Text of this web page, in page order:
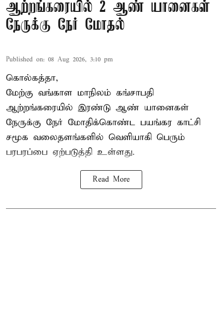
ஆற்றங்கரையில் 2 ஆண் யானைகள்
நேருக்கு நேர் மோதல்
Published on: 08 Aug 2026, 3:10 pm
கொல்கத்தா,
மேற்கு வங்காள மாநிலம் கங்சாபதி
ஆற்றங்கரையில் இரண்டு ஆண் யானைகள்
நேருக்கு நேர் மோதிக்கொண்ட பயங்கர காட்சி
சமூக வலைதளங்களில் வெளியாகி பெரும்
பரபரப்பை ஏற்படுத்தி உள்ளது.
Read More